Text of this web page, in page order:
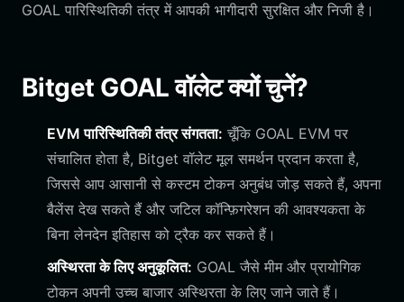
GOAL पारिस्थितिकी तंत्र में आपकी भागीदारी सुरक्षित और निजी है।
Bitget GOAL वॉलेट क्यों चुनें?
EVM पारिस्थितिकी तंत्र संगतता: चूँकि GOAL EVM पर
संचालित होता है, Bitget वॉलेट मूल समर्थन प्रदान करता है,
जिससे आप आसानी से कस्टम टोकन अनुबंध जोड़ सकते हैं, अपना
बैलेंस देख सकते हैं और जटिल कॉन्फ़िगरेशन की आवश्यकता के
बिना लेनदेन इतिहास को ट्रैक कर सकते हैं।
अस्थिरता के लिए अनुकूलित: GOAL जैसे मीम और प्रायोगिक
टोकन अपनी उच्च बाजार अस्थिरता के लिए जाने जाते हैं।